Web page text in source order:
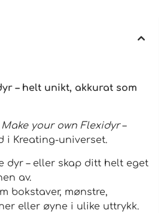
– helt unikt, akkurat som
Make your own Flexidyr–
i Kreating-universet.
dyr – eller skap ditt helt eget
av.
bokstaver, mønstre,
eller øyne i ulike uttrykk.